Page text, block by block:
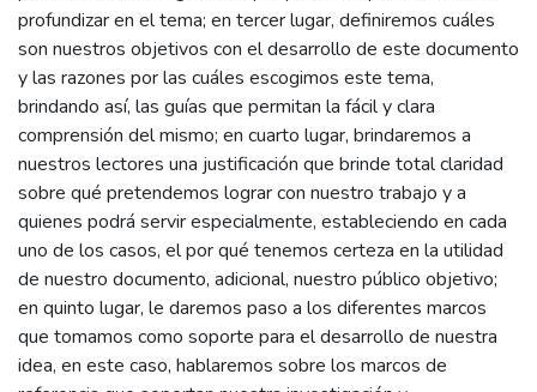
profundizar en el tema; en tercer lugar, definiremos cuáles
son nuestros objetivos con el desarrollo de este documento
y las razones por las cuáles escogimos este tema,
brindando así, las guías que permitan la fácil y clara
comprensión del mismo; en cuarto lugar, brindaremos a
nuestros lectores una justificación que brinde total claridad
sobre qué pretendemos lograr con nuestro trabajo y a
quienes podrá servir especialmente, estableciendo en cada
uno de los casos, el por qué tenemos certeza en la utilidad
de nuestro documento, adicional, nuestro público objetivo;
en quinto lugar, le daremos paso a los diferentes marcos
que tomamos como soporte para el desarrollo de nuestra
idea, en este caso, hablaremos sobre los marcos de